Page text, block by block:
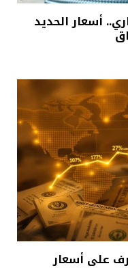
أسعار الحديد
على أسعار